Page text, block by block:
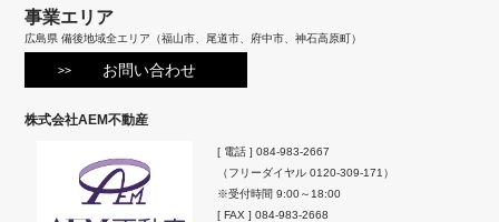
事業エリア
広島県 備後地域全エリア（福山市、尾道市、府中市、神石高原町）
お問い合わせ
株式会社AEM不動産
[ 電話 ]084-983-2667
（フリーダイヤル0120-309-171 ）
※受付時間 9:00～18:00
[ FAX ] 084-983-2668